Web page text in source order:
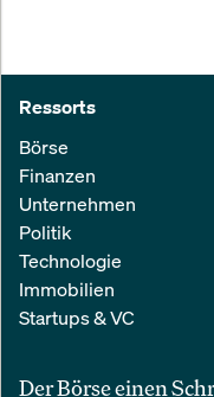
Ressorts
Börse
Finanzen
Unternehmen
Politik
Technologie
Immobilien
Startups & VC
Der Börse einen